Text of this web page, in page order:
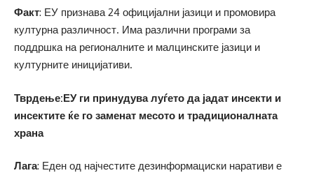
Факт: ЕУ признава 24 официјални јазици и промовира
културна различност. Има различни програми за
поддршка на регионалните и малцинските јазици и
културните иницијативи.
Тврдење:ЕУ ги принудува луѓето да јадат инсекти и
инсектите ќе го заменат месото и традиционалната
храна
Лага: Еден од најчестите дезинформациски наративи е